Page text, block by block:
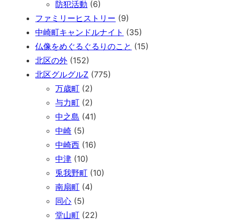
防犯活動 (6)
ファミリーヒストリー (9)
中崎町キャンドルナイト (35)
仏像をめぐるぐるりのこと (15)
北区の外 (152)
北区グルグルZ (775)
万歳町 (2)
与力町 (2)
中之島 (41)
中崎 (5)
中崎西 (16)
中津 (10)
兎我野町 (10)
南扇町 (4)
同心 (5)
堂山町 (22)